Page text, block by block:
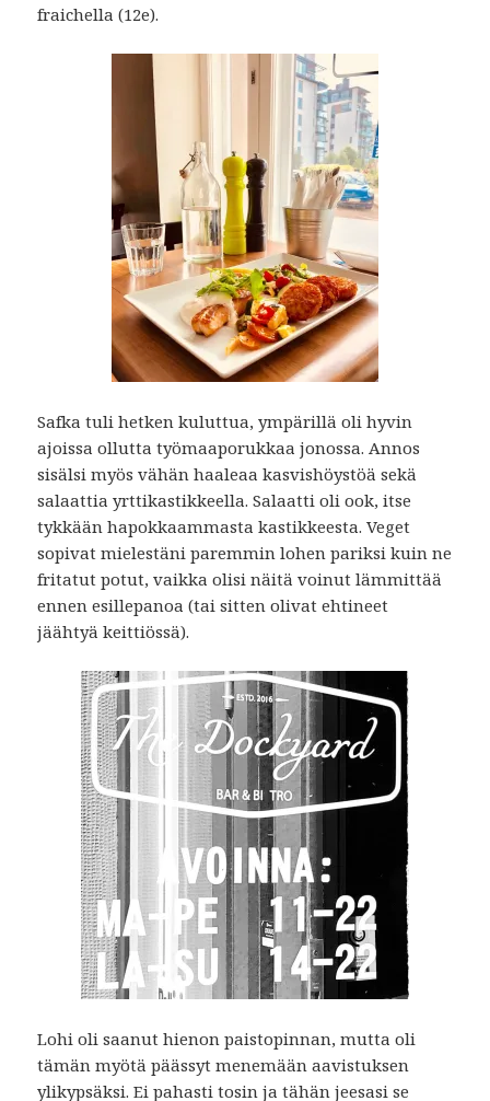
fraichella (12e).
Safka tuli hetken kuluttua, ympärillä oli hyvin
ajoissa ollutta työmaaporukkaa jonossa. Annos
sisälsi myös vähän haaleaa kasvishöystöä sekä
salaattia yrttikastikkeella. Salaatti oli ook, itse
tykkään hapokkaammasta kastikkeesta. Veget
sopivat mielestäni paremmin lohen pariksi kuin ne
fritatut potut, vaikka olisi näitä voinut lämmittää
ennen esillepanoa (tai sitten olivat ehtineet
jäähtyä keittiössä).
Lohi oli saanut hienon paistopinnan, mutta oli
tämän myötä päässyt menemään aavistuksen
ylikypsäksi. Ei pahasti tosin ja tähän jeesasi se